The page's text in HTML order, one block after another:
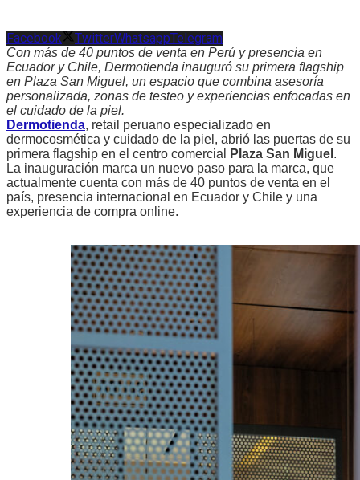
Facebook TwitterWhatsappTelegram
Con más de 40 puntos de venta en Perú y presencia en
Ecuador y Chile, Dermotienda inauguró su primera flagship
en Plaza San Miguel, un espacio que combina asesoría
personalizada, zonas de testeo y experiencias enfocadas en
el cuidado de la piel.
Dermotienda, retail peruano especializado en
dermocosmética y cuidado de la piel, abrió las puertas de su
primera flagship en el centro comercial
Plaza San Miguel .
La inauguración marca un nuevo paso para la marca, que
actualmente cuenta con más de 40 puntos de venta en el
país, presencia internacional en Ecuador y Chile y una
experiencia de compra online.